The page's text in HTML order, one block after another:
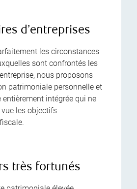
d’entreprises
les circonstances
sont confrontés les
nous proposons
patrimoniale personnelle et
entièrement intégrée qui ne
les objectifs
très fortunés